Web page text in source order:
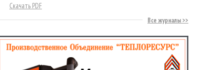
Скачать PDF
Все журналы